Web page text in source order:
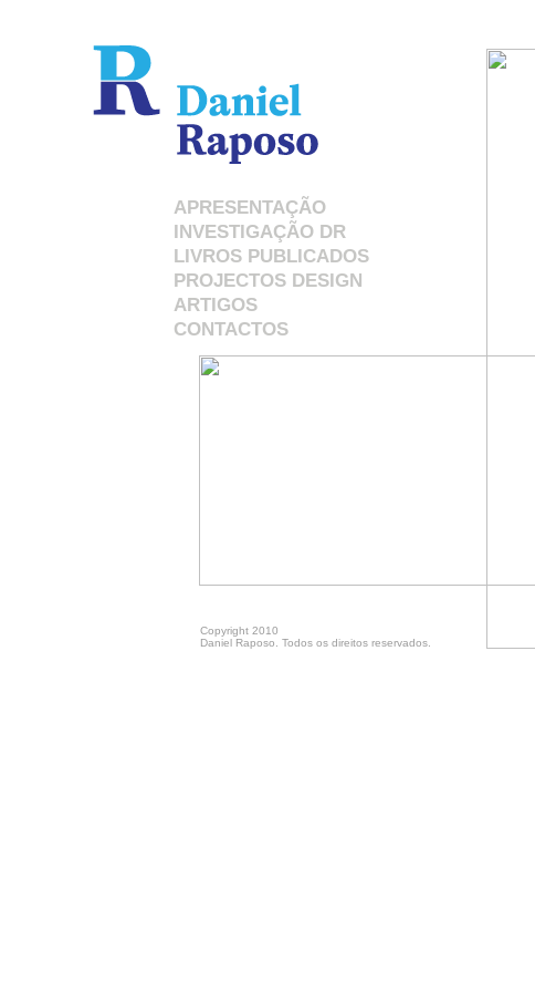
APRESENTAÇÃO
INVESTIGAÇÃO DR
LIVROS PUBLICADOS
PROJECTOS DESIGN
ARTIGOS
CONTACTOS
Copyright 2010
Daniel Raposo. Todos os direitos reservados.